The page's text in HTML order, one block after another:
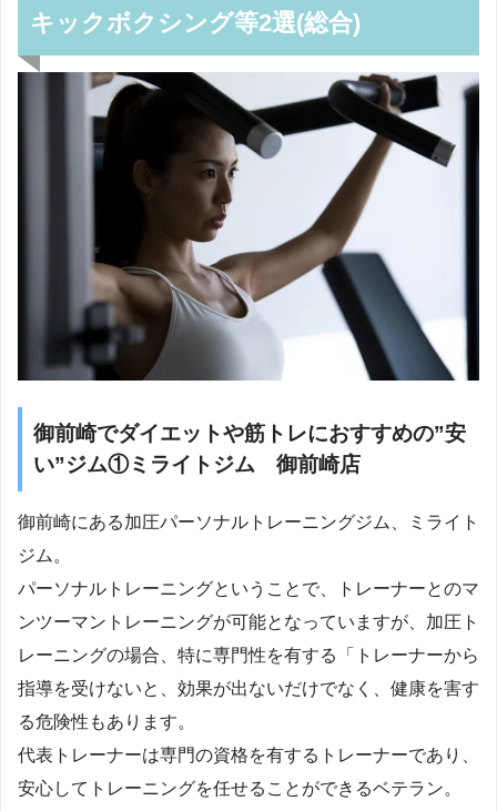
キックボクシング等2選(総合)
御前崎でダイエットや筋トレにおすすめの”安
い”ジム①ミライトジム 御前崎店
御前崎にある加圧パーソナルトレーニングジム、ミライト
ジム。
パーソナルトレーニングということで、トレーナーとのマ
ンツーマントレーニングが可能となっていますが、加圧ト
レーニングの場合、特に専門性を有する「トレーナーから
指導を受けないと、効果が出ないだけでなく、健康を害す
る危険性もあります。
代表トレーナーは専門の資格を有するトレーナーであり、
安心してトレーニングを任せることができるベテラン。